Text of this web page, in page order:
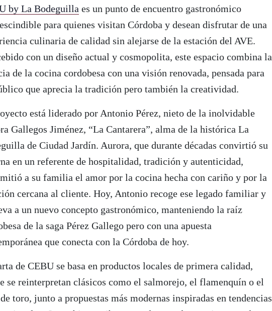
by La Bodeguilla es un punto de encuentro gastronómico
para quienes visitan Córdoba y desean disfrutar de una
culinaria de calidad sin alejarse de la estación del AVE.
con un diseño actual y cosmopolita, este espacio combina la
de la cocina cordobesa con una visión renovada, pensada para
que aprecia la tradición pero también la creatividad.
está liderado por Antonio Pérez, nieto de la inolvidable
Gallegos Jiménez, “La Cantarera”, alma de la histórica La
de Ciudad Jardín. Aurora, que durante décadas convirtió su
en un referente de hospitalidad, tradición y autenticidad,
a su familia el amor por la cocina hecha con cariño y por la
cercana al cliente. Hoy, Antonio recoge ese legado familiar y
a un nuevo concepto gastronómico, manteniendo la raíz
de la saga Pérez Gallego pero con una apuesta
que conecta con la Córdoba de hoy.
de CEBU se basa en productos locales de primera calidad,
se reinterpretan clásicos como el salmorejo, el flamenquín o el
toro, junto a propuestas más modernas inspiradas en tendencias